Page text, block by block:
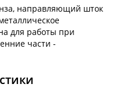
направляющий шток
для работы при
части -